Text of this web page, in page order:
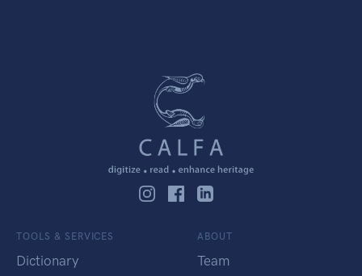
TOOLS & SERVICES
Dictionary
ABOUT
Team